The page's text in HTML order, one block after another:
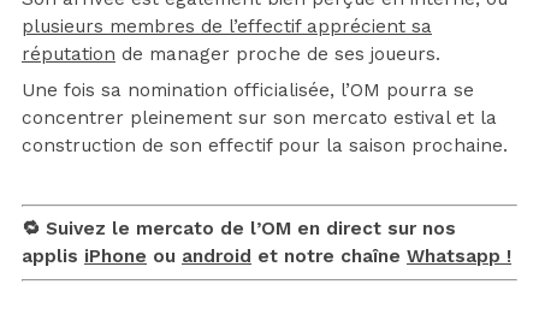
plusieurs membres de l’effectif apprécient sa
réputation de manager proche de ses joueurs.
Une fois sa nomination officialisée, l’OM pourra se
concentrer pleinement sur son mercato estival et la
construction de son effectif pour la saison prochaine.
🔁 Suivez le mercato de l’OM en direct sur nos
applis iPhone ou android et notre chaîne Whatsapp !